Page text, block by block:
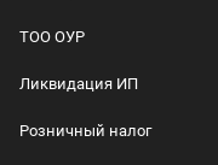
ТОО ОУР
Ликвидация ИП
Розничный налог